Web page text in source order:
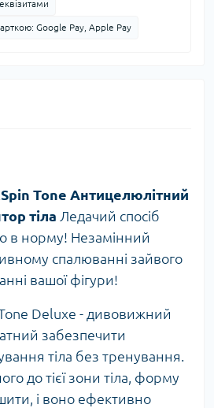
Google Pay, Apple Pay
Tone Антицелюлітний
тіла Ледачий спосіб
в норму! Незамінний
спалюванні зайвого
вашої фігури!
Deluxe - дивовижний
забезпечити
тіла без тренування.
до тієї зони тіла, форму
і воно ефективно